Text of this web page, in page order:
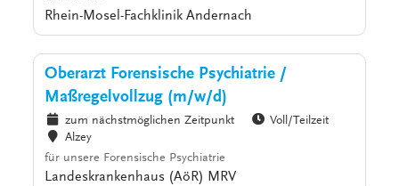
Rhein-Mosel-Fachklinik Andernach
Oberarzt Forensische Psychiatrie /
Maßregelvollzug (m/w/d)
zum nächstmöglichen Zeitpunkt
Voll/Teilzeit
Alzey
für unsere Forensische Psychiatrie
Landeskrankenhaus (AöR) MRV